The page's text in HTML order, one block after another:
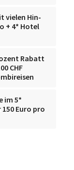
vielen Hin-
+ 4* Hotel
Rabatt
CHF
im 5*
Euro pro